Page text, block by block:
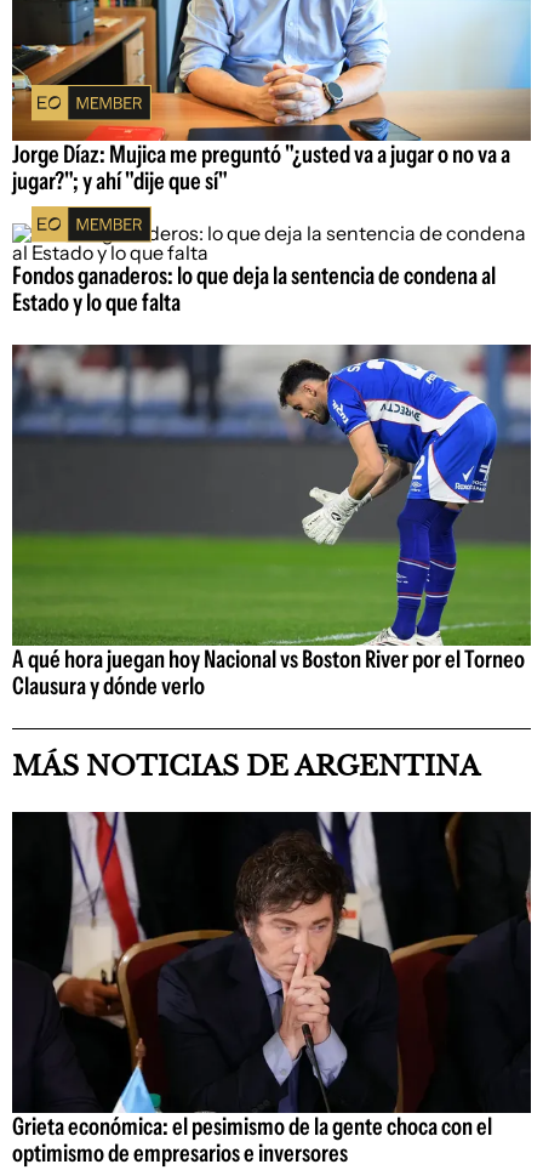
Jorge Díaz: Mujica me preguntó "¿usted va a jugar o no va a
jugar?"; y ahí "dije que sí"
Fondos ganaderos: lo que deja la sentencia de condena al
Estado y lo que falta
A qué hora juegan hoy Nacional vs Boston River por el Torneo
Clausura y dónde verlo
MÁS NOTICIAS DE ARGENTINA
Grieta económica: el pesimismo de la gente choca con el
optimismo de empresarios e inversores